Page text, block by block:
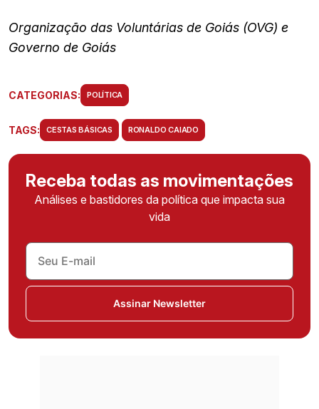
Organização das Voluntárias de Goiás (OVG) e
Governo de Goiás
CATEGORIAS: POLÍTICA
TAGS: CESTAS BÁSICAS RONALDO CAIADO
Receba todas as movimentações
Análises e bastidores da política que impacta sua
vida
Assinar Newsletter